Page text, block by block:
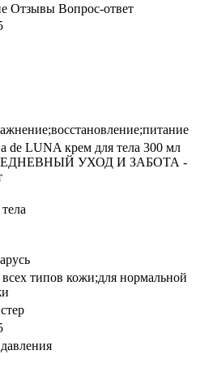
Отзывы Вопрос-ответ
de LUNA крем для тела 300 мл
УХОД И ЗАБОТА -
всех типов кожи;для нормальной